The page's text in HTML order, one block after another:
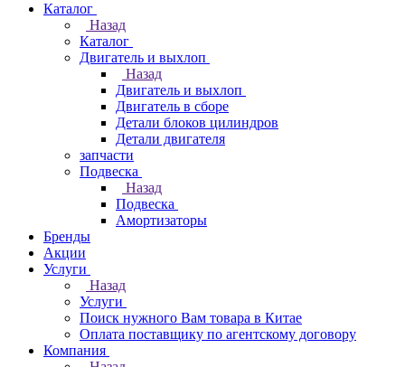
Каталог
Назад
Каталог
Двигатель и выхлоп
Назад
Двигатель и выхлоп
Двигатель в сборе
Детали блоков цилиндров
Детали двигателя
запчасти
Подвеска
Назад
Подвеска
Амортизаторы
Бренды
Акции
Услуги
Назад
Услуги
Поиск нужного Вам товара в Китае
Оплата поставщику по агентскому договору
Компания